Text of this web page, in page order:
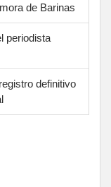
de Barinas
periodista
definitivo